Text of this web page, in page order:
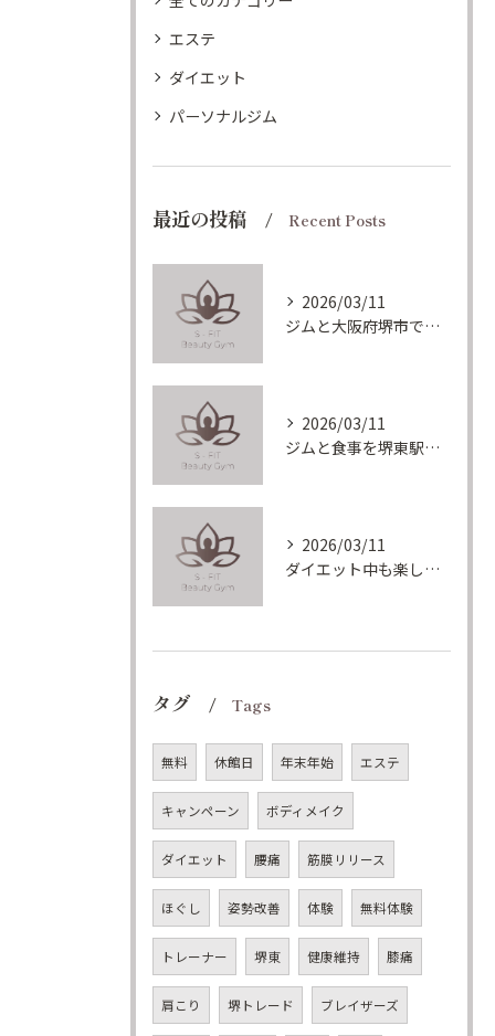
エステ
ダイエット
パーソナルジム
最近の投稿 Recent Posts
2026/03/11
ジムと大阪府堺市でフリー利用も出来るパーソナルジムの賢い選び方とコスパ重視の比較ポイント
2026/03/11
ジムと食事を堺東駅で続ける女性のための理想ボディメイク実践術
2026/03/11
ダイエット中も楽しめる堺東駅ヘルシーメニュー徹底解説
タグ Tags
無料 休館日 年末年始 エステ
キャンペーン ボディメイク
ダイエット 腰痛 筋膜リリース
ほぐし 姿勢改善 体験 無料体験
トレーナー 堺東 健康維持 膝痛
肩こり 堺トレード ブレイザーズ